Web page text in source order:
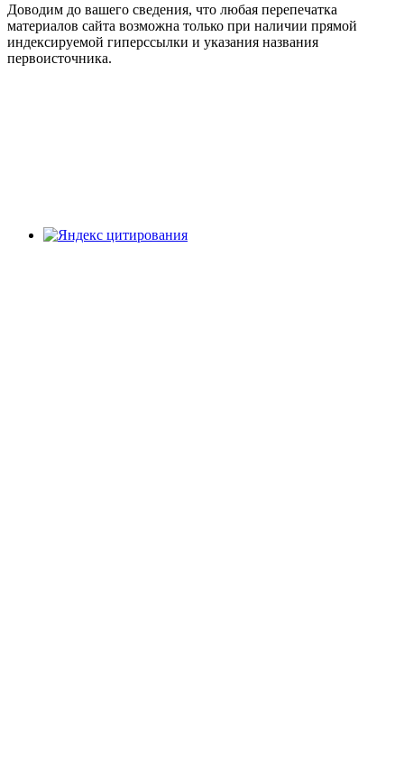
Доводим до вашего сведения, что любая перепечатка
материалов сайта возможна только при наличии прямой
индексируемой гиперссылки и указания названия
первоисточника.